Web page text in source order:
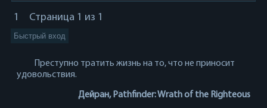
Страница 1 из 1
1
Преступно тратить жизнь на то, что не приносит
удовольствия.
Дейран, Pathfinder: Wrath of the Righteous